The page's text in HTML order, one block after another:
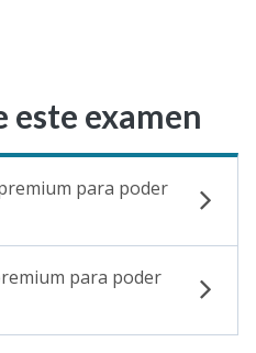
este examen
para poder
para poder